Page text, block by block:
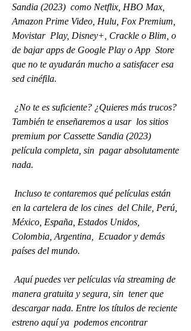
Sandia (2023)  como Netflix, HBO Max,
Amazon Prime Video, Hulu, Fox Premium,
Movistar  Play, Disney+, Crackle o Blim, o
de bajar apps de Google Play o App  Store
que no te ayudarán mucho a satisfacer esa
sed cinéfila.
También te enseñaremos a usar  los sitios
premium por Cassette Sandia (2023)
película completa, sin  pagar absolutamente
nada.
en la cartelera de los cines  del Chile, Perú,
México, España, Estados Unidos,
Colombia, Argentina,  Ecuador y demás
países del mundo.
manera gratuita y segura, sin  tener que
descargar nada. Entre los títulos de reciente
estreno aquí ya  podemos encontrar